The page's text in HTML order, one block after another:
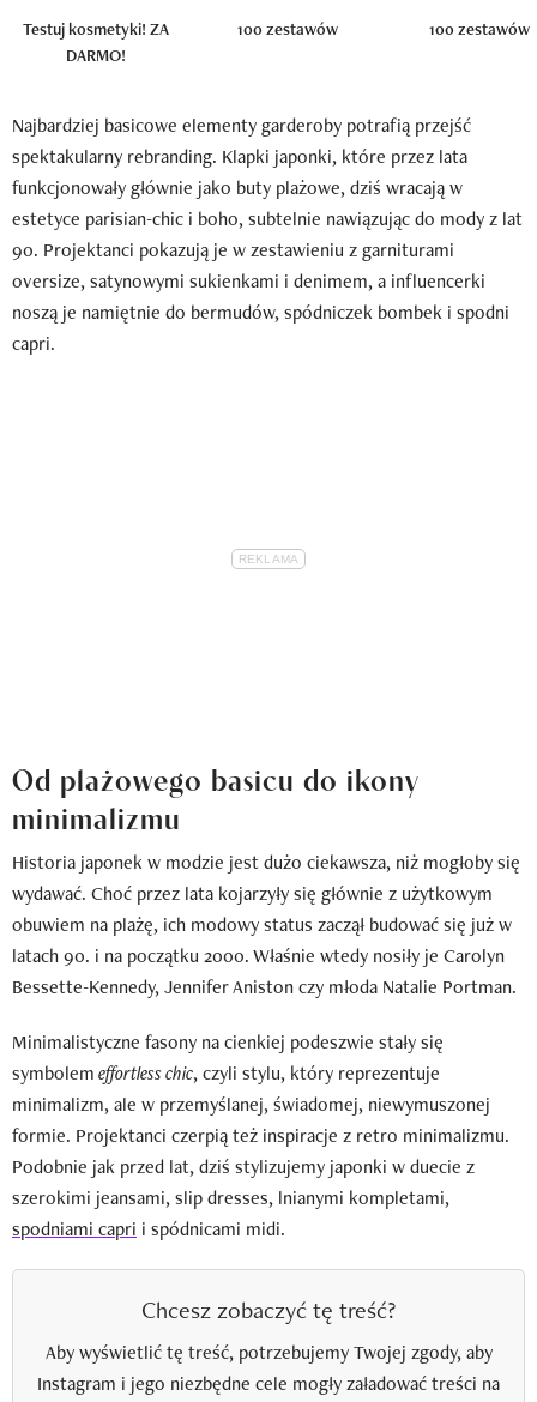
Testuj kosmetyki! ZA
DARMO!
100 zestawów 100 zestawów
Najbardziej basicowe elementy garderoby potrafią przejść
spektakularny rebranding. Klapki japonki, które przez lata
funkcjonowały głównie jako buty plażowe, dziś wracają w
estetyce parisian-chic i boho, subtelnie nawiązując do mody z lat
90. Projektanci pokazują je w zestawieniu z garniturami
oversize, satynowymi sukienkami i denimem, a influencerki
noszą je namiętnie do bermudów, spódniczek bombek i spodni
capri.
Od plażowego basicu do ikony
minimalizmu
Historia japonek w modzie jest dużo ciekawsza, niż mogłoby się
wydawać. Choć przez lata kojarzyły się głównie z użytkowym
obuwiem na plażę, ich modowy status zaczął budować się już w
latach 90. i na początku 2000. Właśnie wtedy nosiły je Carolyn
Bessette-Kennedy, Jennifer Aniston czy młoda Natalie Portman.
Minimalistyczne fasony na cienkiej podeszwie stały się
symbolemeffortless chic, czyli stylu, który reprezentuje
minimalizm, ale w przemyślanej, świadomej, niewymuszonej
formie. Projektanci czerpią też inspiracje z retro minimalizmu.
Podobnie jak przed lat, dziś stylizujemy japonki w duecie z
szerokimi jeansami, slip dresses, lnianymi kompletami,
spodniami capri i spódnicami midi.
Chcesz zobaczyć tę treść?
Aby wyświetlić tę treść, potrzebujemy Twojej zgody, aby
Instagram i jego niezbędne cele mogły załadować treści na